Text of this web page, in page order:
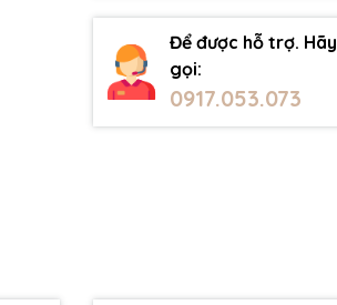
Để được hỗ trợ. Hãy
gọi:
0917.053.073